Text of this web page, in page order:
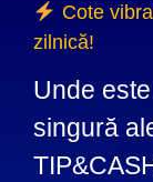
Cote
zilnică!
Unde
singură